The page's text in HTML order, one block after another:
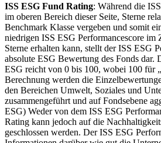
ISS ESG Fund Rating: Während die
im oberen Bereich dieser Seite, Sterne
Benchmark Klasse vergeben und somit
niedrigen ISS ESG Performancescore im
Sterne erhalten kann, stellt der ISS ESG
absolute ESG Bewertung des Fonds dar.
ESG reicht von 0 bis 100, wobei 100 für
Berechnung werden die
den Bereichen Umwelt, Soziales und
zusammengeführt und auf Fondsebene
ESG) Weder von dem ISS ESG
Rating kann jedoch auf die
geschlossen werden. Der ISS ESG